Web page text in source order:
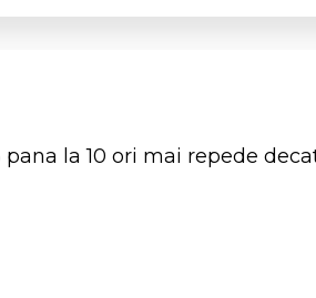
la 10 ori mai repede